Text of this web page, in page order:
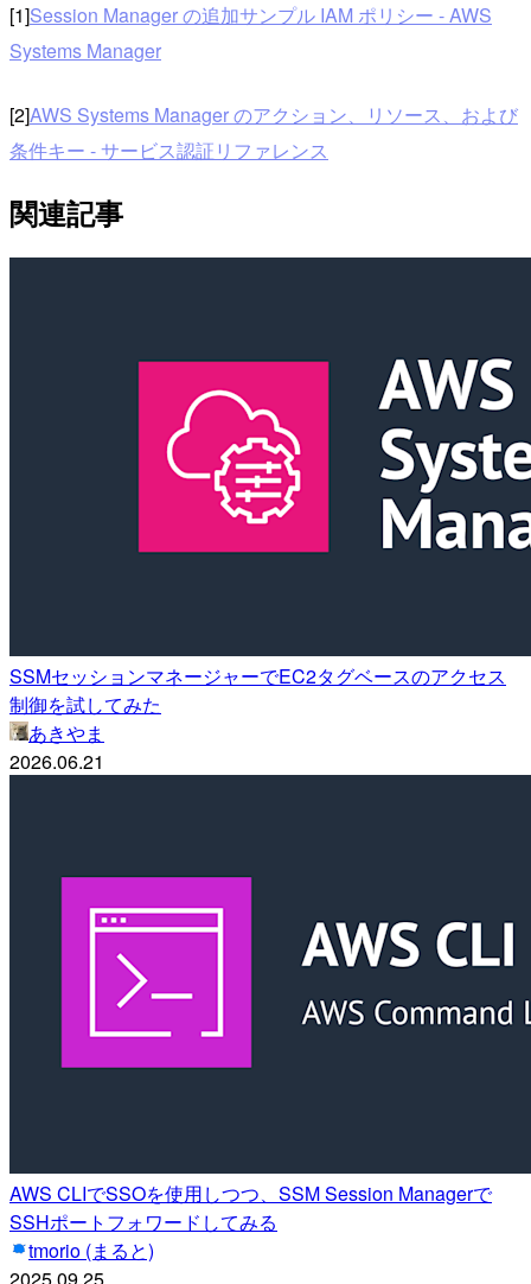
[1]Session Manager の追加サンプル IAM ポリシー - AWS
Systems Manager
[2]AWS Systems Manager のアクション、リソース、および
条件キー - サービス認証リファレンス
関連記事
SSMセッションマネージャーでEC2タグベースのアクセス
制御を試してみた
あきやま
2026.06.21
AWS CLIでSSOを使用しつつ、SSM Session Managerで
SSHポートフォワードしてみる
tmorio (まると)
2025.09.25